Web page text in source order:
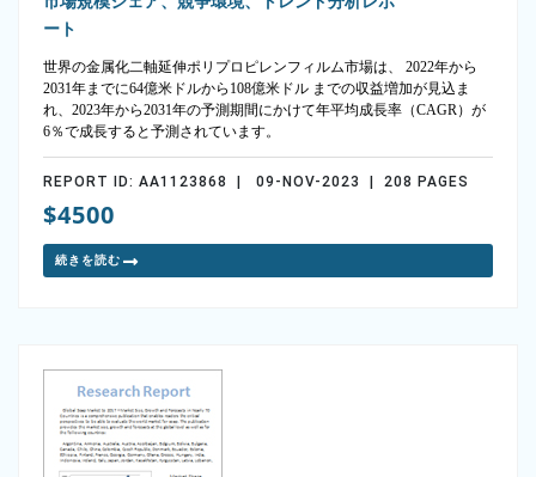
ート
世界の金属化二軸延伸ポリプロピレンフィルム市場は、 2022年から
2031年までに64億米ドルから108億米ドル までの収益増加が見込ま
れ、2023年から2031年の予測期間にかけて年平均成長率（CAGR）が
6％で成長すると予測されています。
REPORT ID: AA1123868 | 09-NOV-2023 | 208 PAGES
$4500
続きを読む